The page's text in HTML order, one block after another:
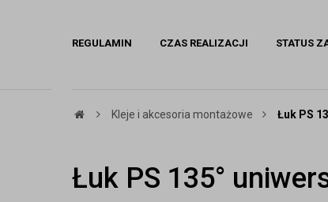
REGULAMIN CZAS REALIZACJI STATUS
Kleje i akcesoria montażowe Łuk PS
Łuk PS 135°